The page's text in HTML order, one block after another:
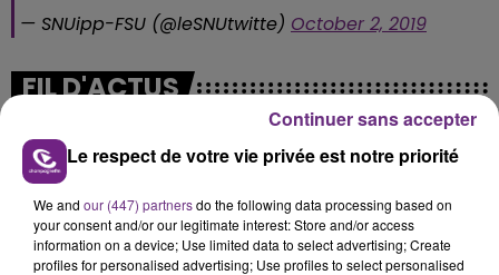
— SNUipp-FSU (@leSNUtwitte) October 2, 2019
FIL D'ACTUS
Le respect de votre vie privée est notre priorité
We and our (447) partnersdo the following data processing based on
your consent and/or our legitimate interest: Store and/or access
information on a device; Use limited data to select advertising; Create
profiles for personalised advertising; Use profiles to select personalised
Continuer sans accepter